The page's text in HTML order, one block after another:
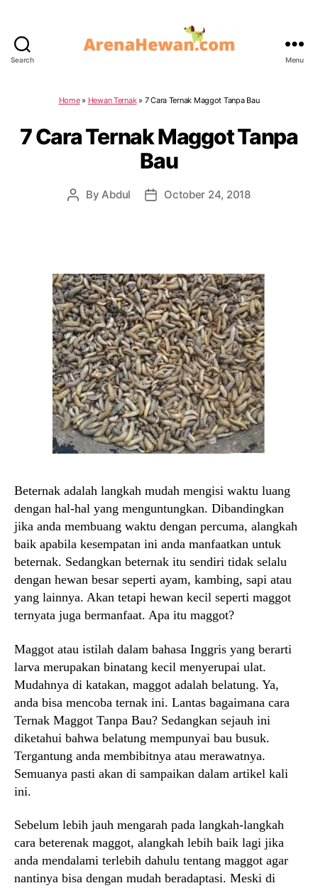
Search Menu
Home» Hewan Ternak» 7 Cara Ternak Maggot Tanpa Bau
7 Cara Ternak Maggot Tanpa
Bau
PostByAbdul
PostOctober 24, 2018
Beternak adalah langkah mudah mengisi waktu luang
dengan hal-hal yang menguntungkan. Dibandingkan
jika anda membuang waktu dengan percuma, alangkah
baik apabila kesempatan ini anda manfaatkan untuk
beternak. Sedangkan beternak itu sendiri tidak selalu
dengan hewan besar seperti ayam, kambing, sapi atau
yang lainnya. Akan tetapi hewan kecil seperti maggot
ternyata juga bermanfaat. Apa itu maggot?
Maggot atau istilah dalam bahasa Inggris yang berarti
larva merupakan binatang kecil menyerupai ulat.
Mudahnya di katakan, maggot adalah belatung. Ya,
anda bisa mencoba ternak ini. Lantas bagaimana cara
Ternak Maggot Tanpa Bau? Sedangkan sejauh ini
diketahui bahwa belatung mempunyai bau busuk.
Tergantung anda membibitnya atau merawatnya.
Semuanya pasti akan di sampaikan dalam artikel kali
ini.
Sebelum lebih jauh mengarah pada langkah-langkah
cara beterenak maggot, alangkah lebih baik lagi jika
anda mendalami terlebih dahulu tentang maggot agar
nantinya bisa dengan mudah beradaptasi. Meski di